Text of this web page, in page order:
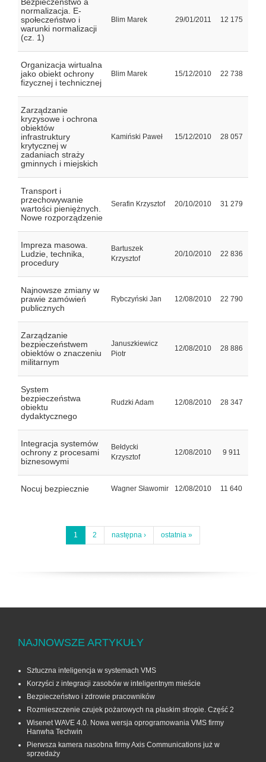
Bezpieczeństwo a
normalizacja. E-
społeczeństwo i
warunki normalizacji
(cz. 1)
Blim Marek 29/01/2011 12 175
Organizacja wirtualna
jako obiekt ochrony
fizycznej i technicznej
Blim Marek 15/12/2010 22 738
Zarządzanie
kryzysowe i ochrona
obiektów
infrastruktury
krytycznej w
zadaniach straży
gminnych i miejskich
Kamiński Paweł 15/12/2010 28 057
Transport i
przechowywanie
wartości pieniężnych.
Nowe rozporządzenie
Serafin Krzysztof 20/10/2010 31 279
Impreza masowa.
Ludzie, technika,
procedury
Bartuszek
Krzysztof
20/10/2010 22 836
Najnowsze zmiany w
prawie zamówień
publicznych
Rybczyński Jan 12/08/2010 22 790
Zarządzanie
bezpieczeństwem
obiektów o znaczeniu
militarnym
Januszkiewicz
Piotr
12/08/2010 28 886
System
bezpieczeństwa
obiektu
dydaktycznego
Rudzki Adam 12/08/2010 28 347
Integracja systemów
ochrony z procesami
biznesowymi
Bełdycki
Krzysztof
12/08/2010 9 911
Nocuj bezpiecznie Wagner Sławomir 12/08/2010 11 640
1 2 następna › ostatnia »
NAJNOWSZE ARTYKUŁY
Sztuczna inteligencja w systemach VMS
Korzyści z integracji zasobów w inteligentnym mieście
Bezpieczeństwo i zdrowie pracowników
Rozmieszczenie czujek pożarowych na płaskim stropie. Część 2
Wisenet WAVE 4.0. Nowa wersja oprogramowania VMS firmy
Hanwha Techwin
Pierwsza kamera nasobna firmy Axis Communications już w
sprzedaży